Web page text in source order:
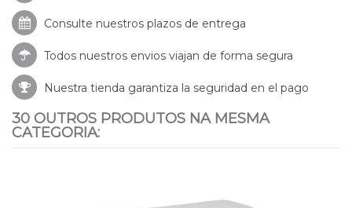
Consulte nuestros plazos de entrega
Todos nuestros envios viajan de forma segura
Nuestra tienda garantiza la seguridad en el pago
30 OUTROS PRODUTOS NA MESMA
CATEGORIA: